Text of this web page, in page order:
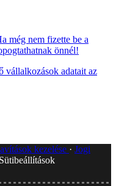
még nem fizette be a
önnél!
vállalkozások adatait az
kezelése
Jogi
Sütibeállítások